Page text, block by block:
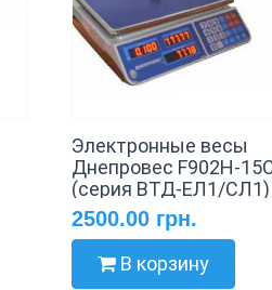
Электронные весы
Днепровес F902H-
(серия ВТД-ЕЛ1/СЛ1)
2500.00 грн.
В корзину